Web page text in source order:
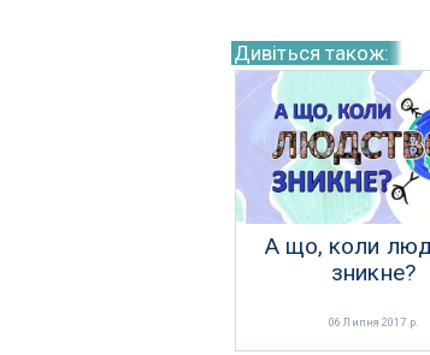
Дивіться також:
А що, коли
зникне?
06 Липня 2017 р.